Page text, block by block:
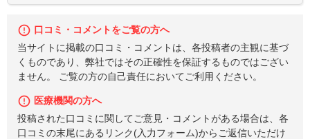
口コミ・コメントをご覧の方へ
当サイトに掲載の口コミ・コメントは、各投稿者の主観に基づ
くものであり、弊社ではその正確性を保証するものではござい
ません。 ご覧の方の自己責任においてご利用ください。
医療機関の方へ
投稿された口コミに関してご意見・コメントがある場合は、各
口コミの末尾にあるリンク(入力フォーム)からご返信いただけ